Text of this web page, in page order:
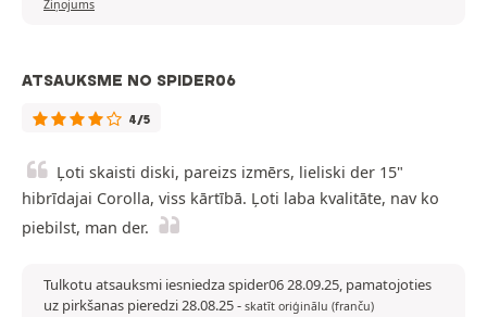
Ziņojums
ATSAUKSME NO SPIDER06
4/5
Ļoti skaisti diski, pareizs izmērs, lieliski der 15"
hibrīdajai Corolla, viss kārtībā. Ļoti laba kvalitāte, nav ko
piebilst, man der.
Tulkotu atsauksmi iesniedza spider06 28.09.25, pamatojoties
uz pirkšanas pieredzi 28.08.25- skatīt oriģinālu (franču)